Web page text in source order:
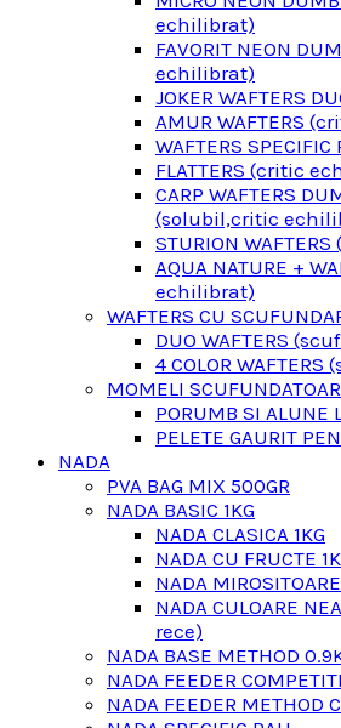
echilibrat)
FAVORIT NEON
echilibrat)
JOKER WAFTERS
AMUR WAFTERS
WAFTERS SPECIFIC
FLATTERS (critic
CARP WAFTERS
(solubil,critic
STURION
AQUA NATURE +
echilibrat)
WAFTERS CU
DUO WAFTERS
4 COLOR
MOMELI
PORUMB SI ALUNE
PELETE GAURIT
NADA
PVA BAG MIX 500GR
NADA BASIC 1KG
NADA CLASICA 1KG
NADA CU FRUCTE
NADA MIROSITOARE
NADA CULOARE
rece)
NADA BASE METHOD
NADA FEEDER
NADA FEEDER METHOD